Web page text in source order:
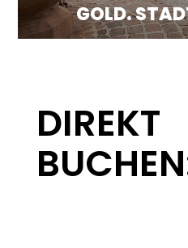
GOLD.
DIREKT